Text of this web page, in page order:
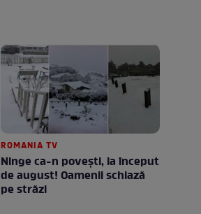
ROMANIA TV
Ninge ca-n povești, la început
de august! Oamenii schiază
pe străzi